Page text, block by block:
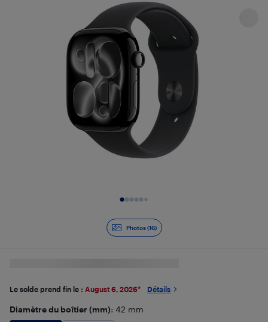
Photos (16)
Le solde prend fin le : August 6, 2026* Détails
Diamètre du boîtier (mm): 42 mm